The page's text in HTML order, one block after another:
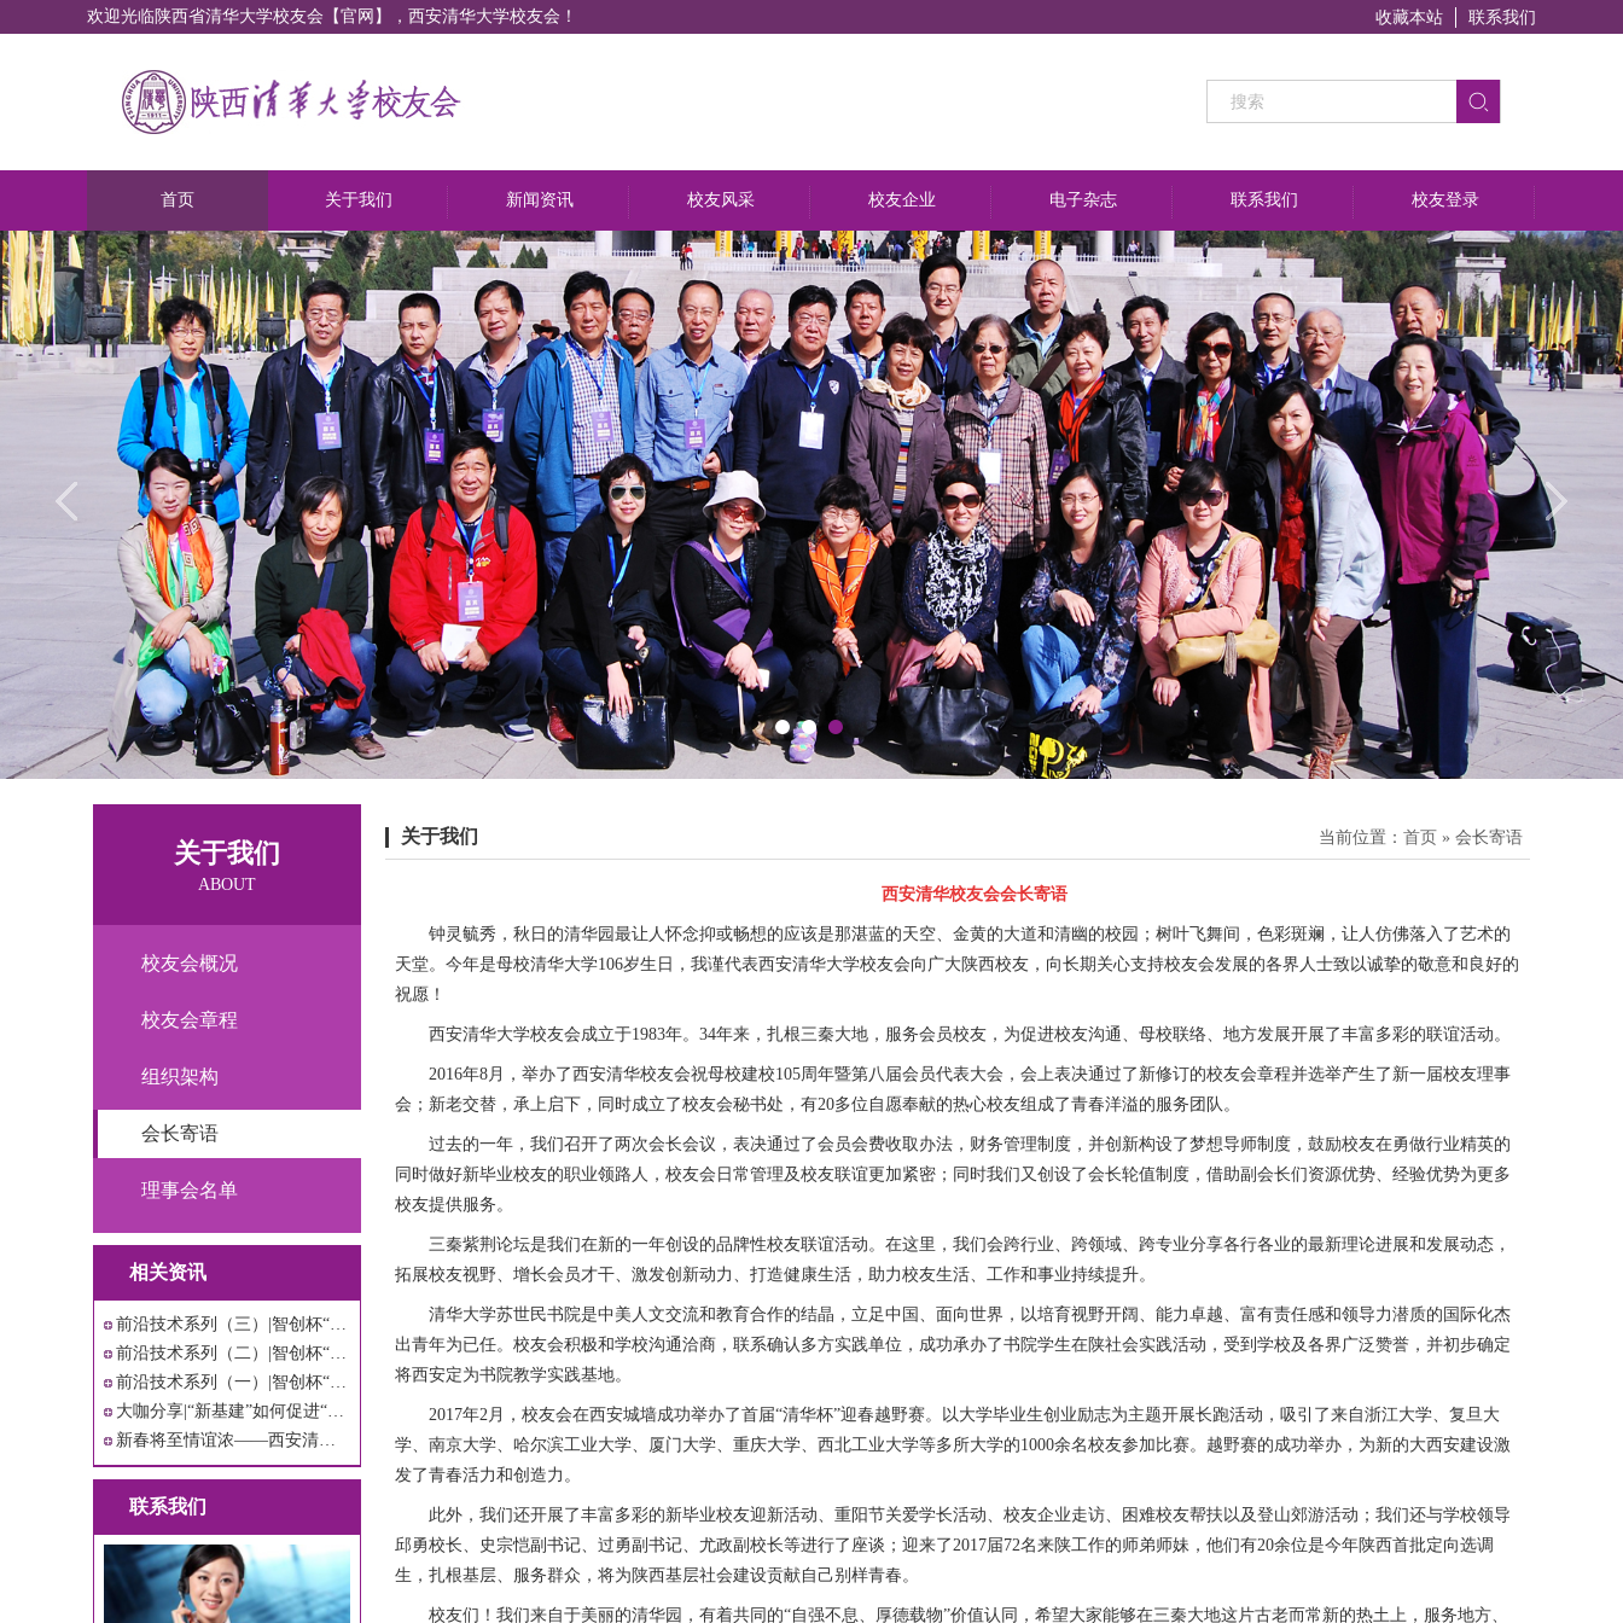
欢迎光临陕西省清华大学校友会【官网】，西安清华大学校友会！ 收藏本站 联系我们
首页 关于我们 新闻资讯 校友风采 校友企业 电子杂志 联系我们 校友登录
关于我们
ABOUT
校友会概况
校友会章程
组织架构
会长寄语
理事会名单
相关资讯
前沿技术系列（三）|智创杯“人工智能
前沿技术系列（二）|智创杯“网络空间
前沿技术系列（一）|智创杯“生物科技
大咖分享|“新基建”如何促进“三个经
新春将至情谊浓——西安清华校友会看望
联系我们
关于我们 当前位置： 首页 » 会长寄语
西安清华校友会会长寄语
钟灵毓秀，秋日的清华园最让人怀念抑或畅想的应该是那湛蓝的天空、金黄的大道和清幽的校园；树叶飞舞间，色彩斑斓，让人仿佛落入了艺术的
天堂。今年是母校清华大学106岁生日，我谨代表西安清华大学校友会向广大陕西校友，向长期关心支持校友会发展的各界人士致以诚挚的敬意和良好的
祝愿！
西安清华大学校友会成立于1983年。34年来，扎根三秦大地，服务会员校友，为促进校友沟通、母校联络、地方发展开展了丰富多彩的联谊活动。
2016年8月，举办了西安清华校友会祝母校建校105周年暨第八届会员代表大会，会上表决通过了新修订的校友会章程并选举产生了新一届校友理事
会；新老交替，承上启下，同时成立了校友会秘书处，有20多位自愿奉献的热心校友组成了青春洋溢的服务团队。
过去的一年，我们召开了两次会长会议，表决通过了会员会费收取办法，财务管理制度，并创新构设了梦想导师制度，鼓励校友在勇做行业精英的
同时做好新毕业校友的职业领路人，校友会日常管理及校友联谊更加紧密；同时我们又创设了会长轮值制度，借助副会长们资源优势、经验优势为更多
校友提供服务。
三秦紫荆论坛是我们在新的一年创设的品牌性校友联谊活动。在这里，我们会跨行业、跨领域、跨专业分享各行各业的最新理论进展和发展动态，
拓展校友视野、增长会员才干、激发创新动力、打造健康生活，助力校友生活、工作和事业持续提升。
清华大学苏世民书院是中美人文交流和教育合作的结晶，立足中国、面向世界，以培育视野开阔、能力卓越、富有责任感和领导力潜质的国际化杰
出青年为已任。校友会积极和学校沟通洽商，联系确认多方实践单位，成功承办了书院学生在陕社会实践活动，受到学校及各界广泛赞誉，并初步确定
将西安定为书院教学实践基地。
2017年2月，校友会在西安城墙成功举办了首届“清华杯”迎春越野赛。以大学毕业生创业励志为主题开展长跑活动，吸引了来自浙江大学、复旦大
学、南京大学、哈尔滨工业大学、厦门大学、重庆大学、西北工业大学等多所大学的1000余名校友参加比赛。越野赛的成功举办，为新的大西安建设激
发了青春活力和创造力。
此外，我们还开展了丰富多彩的新毕业校友迎新活动、重阳节关爱学长活动、校友企业走访、困难校友帮扶以及登山郊游活动；我们还与学校领导
邱勇校长、史宗恺副书记、过勇副书记、尤政副校长等进行了座谈；迎来了2017届72名来陕工作的师弟师妹，他们有20余位是今年陕西首批定向选调
生，扎根基层、服务群众，将为陕西基层社会建设贡献自己别样青春。
校友们！我们来自于美丽的清华园，有着共同的“自强不息、厚德载物”价值认同，希望大家能够在三秦大地这片古老而常新的热土上，服务地方、